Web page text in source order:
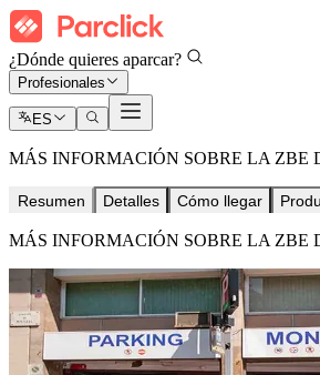
¿Dónde quieres aparcar?
Profesionales
ES
MÁS INFORMACIÓN SOBRE LA ZBE
Resumen Detalles Cómo llegar
MÁS INFORMACIÓN SOBRE LA ZBE